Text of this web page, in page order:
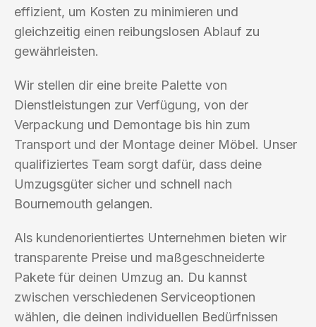
effizient, um Kosten zu minimieren und
gleichzeitig einen reibungslosen Ablauf zu
gewährleisten.
Wir stellen dir eine breite Palette von
Dienstleistungen zur Verfügung, von der
Verpackung und Demontage bis hin zum
Transport und der Montage deiner Möbel. Unser
qualifiziertes Team sorgt dafür, dass deine
Umzugsgüter sicher und schnell nach
Bournemouth gelangen.
Als kundenorientiertes Unternehmen bieten wir
transparente Preise und maßgeschneiderte
Pakete für deinen Umzug an. Du kannst
zwischen verschiedenen Serviceoptionen
wählen, die deinen individuellen Bedürfnissen